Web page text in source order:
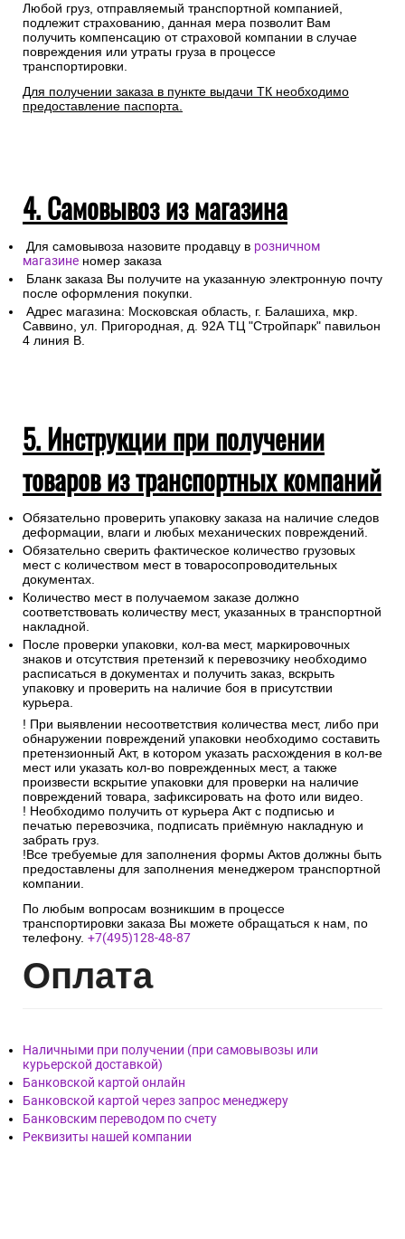
Любой груз, отправляемый транспортной компанией,
подлежит страхованию, данная мера позволит Вам
получить компенсацию от страховой компании в случае
повреждения или утраты груза в процессе
транспортировки.
Для получении заказа в пункте выдачи ТК необходимо
предоставление паспорта.
4. Самовывоз из магазина
Для самовывоза назовите продавцу в розничном
магазине номер заказа
Бланк заказа Вы получите на указанную электронную почту
после оформления покупки.
Адрес магазина: Московская область, г. Балашиха, мкр.
Саввино, ул. Пригородная, д. 92А ТЦ "Стройпарк" павильон
4 линия В.
5. Инструкции при получении
товаров из транспортных компаний
Обязательно проверить упаковку заказа на наличие следов
деформации, влаги и любых механических повреждений.
Обязательно сверить фактическое количество грузовых
мест с количеством мест в товаросопроводительных
документах.
Количество мест в получаемом заказе должно
соответствовать количеству мест, указанных в транспортной
накладной.
После проверки упаковки, кол-ва мест, маркировочных
знаков и отсутствия претензий к перевозчику необходимо
расписаться в документах и получить заказ, вскрыть
упаковку и проверить на наличие боя в присутствии
курьера.
! При выявлении несоответствия количества мест, либо при
обнаружении повреждений упаковки необходимо составить
претензионный Акт, в котором указать расхождения в кол-ве
мест или указать кол-во поврежденных мест, а также
произвести вскрытие упаковки для проверки на наличие
повреждений товара, зафиксировать на фото или видео.
! Необходимо получить от курьера Акт с подписью и
печатью перевозчика, подписать приёмную накладную и
забрать груз.
!Все требуемые для заполнения формы Актов должны быть
предоставлены для заполнения менеджером транспортной
компании.
По любым вопросам возникшим в процессе
транспортировки заказа Вы можете обращаться к нам, по
телефону. +7(495)128-48-87
Оплата
Наличными при получении (при самовывозы или
курьерской доставкой)
Банковской картой онлайн
Банковской картой через запрос менеджеру
Банковским переводом по счету
Реквизиты нашей компании